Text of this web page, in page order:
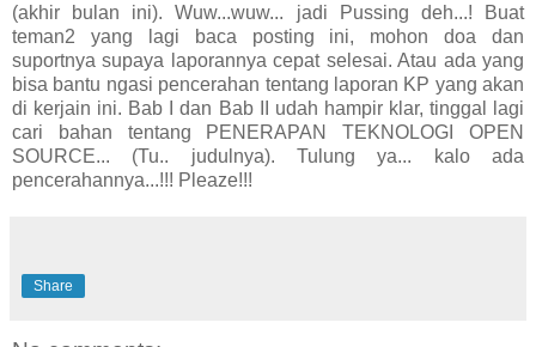
(akhir bulan ini). Wuw...wuw... jadi Pussing deh...! Buat
teman2 yang lagi baca posting ini, mohon doa dan
suportnya supaya laporannya cepat selesai. Atau ada yang
bisa bantu ngasi pencerahan tentang laporan KP yang akan
di kerjain ini. Bab I dan Bab II udah hampir klar, tinggal lagi
cari bahan tentang PENERAPAN TEKNOLOGI OPEN
SOURCE... (Tu.. judulnya). Tulung ya... kalo ada
pencerahannya...!!! Pleaze!!!
Share